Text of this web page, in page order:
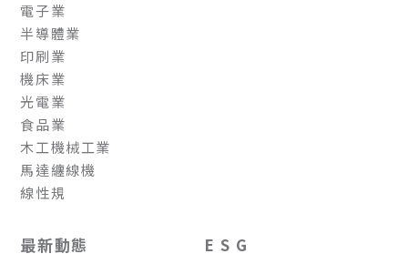
電子業
半導體業
印刷業
機床業
光電業
食品業
木工機械工業
馬達纏線機
線性規
最新動態
E S G